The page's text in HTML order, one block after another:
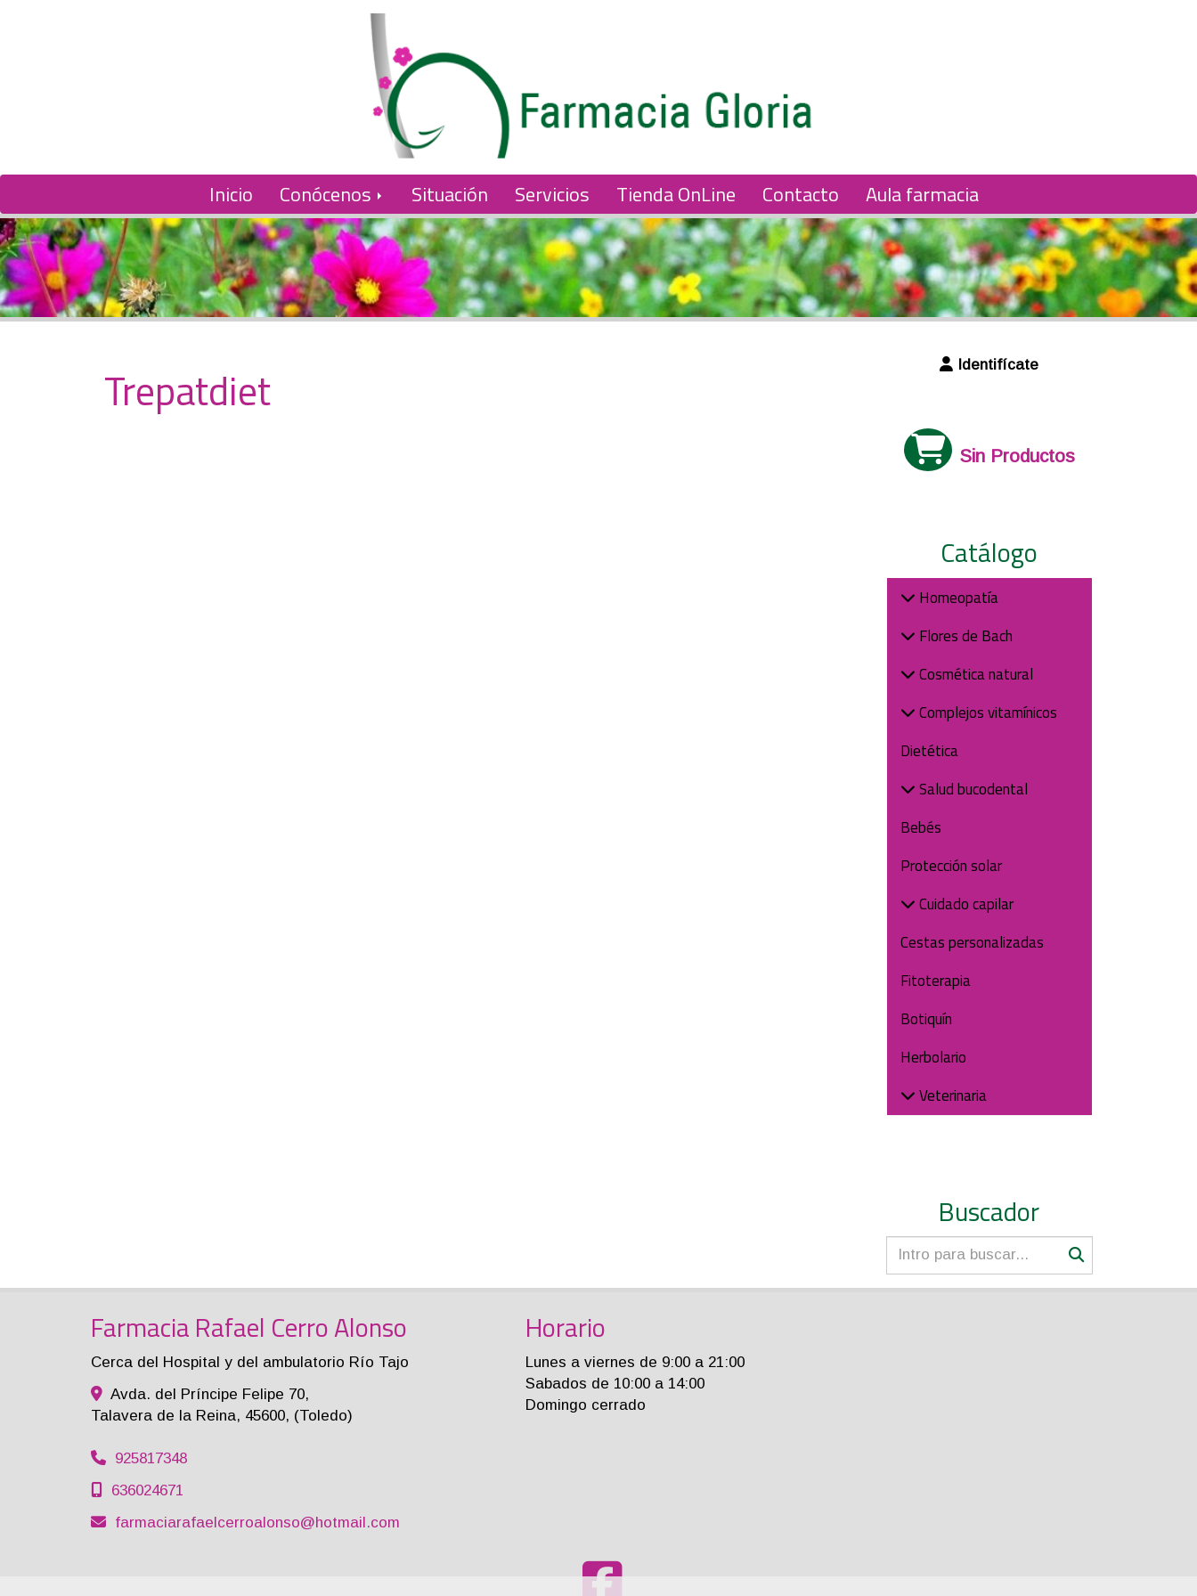
Inicio Conócenos Situación Servicios Tienda OnLine Contacto Aula farmacia
Trepatdiet Identifícate
Sin Productos
Catálogo
Homeopatía
Flores de Bach
Cosmética natural
Complejos vitamínicos
Dietética
Salud bucodental
Bebés
Protección solar
Cuidado capilar
Cestas personalizadas
Fitoterapia
Botiquín
Herbolario
Veterinaria
Buscador
Farmacia Rafael Cerro Alonso
Cerca del Hospital y del ambulatorio Río Tajo
Avda. del Príncipe Felipe 70,
Talavera de la Reina, 45600, (Toledo)
925817348
636024671
farmaciarafaelcerroalonso
hotmail.com
Horario
Lunes a viernes de 9:00 a 21:00
Sabados de 10:00 a 14:00
Domingo cerrado